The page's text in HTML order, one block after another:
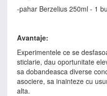
-pahar Berzelius 250ml - 1
Avantaje:
Experimentele ce se
sticlarie, dau oportunitate
sa dobandeasca diverse
asociere, sa inainteze cu
alta.